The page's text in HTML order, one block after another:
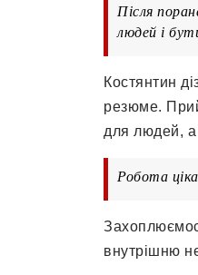
Після
людей і
Костянтин
резюме.
для людей, а
Робота
внутрішню